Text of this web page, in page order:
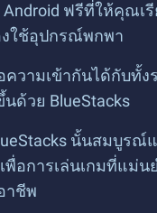
Android ฟรีที่ให้คุณ
งใช้อุปกรณ์พกพา
ความเข้ากันได้กับ
วย BlueStacks
นั้นสมบู
พื่อการเล่นเกมที่แ
าชีพ